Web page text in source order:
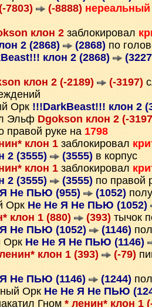
7803) (-8888) нереальный
клон 2 заблокировал
2 (2868) (2868) по
клон 2 (2868)
клон 2 (-2189) (-3197)
Орк !!!DarkBeast!!! клон 2
Эльф Dgokson клон 2 (-
правой руке на 1798
клон 1 заблокировал
2 (3555)
(3555) в корпус
клон 1 заблокировал
2 (3555)
(3555) по правой
Не ПЬЮ (955) (1052)
Орк Не Не Я Не ПЬЮ (1052)
клон 1 (880) (393) тычок
Не ПЬЮ (1052) (1146)
Орк Не Не Я Не ПЬЮ (1146)
клон 1 (393) (-79)
Не ПЬЮ (1146) (1244)
Орк Не Не Я Не ПЬЮ
Гном * ленин* клон 1